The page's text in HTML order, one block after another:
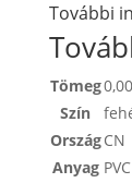
További
Tömeg
Szín
OrszágCN
Anyag PVC